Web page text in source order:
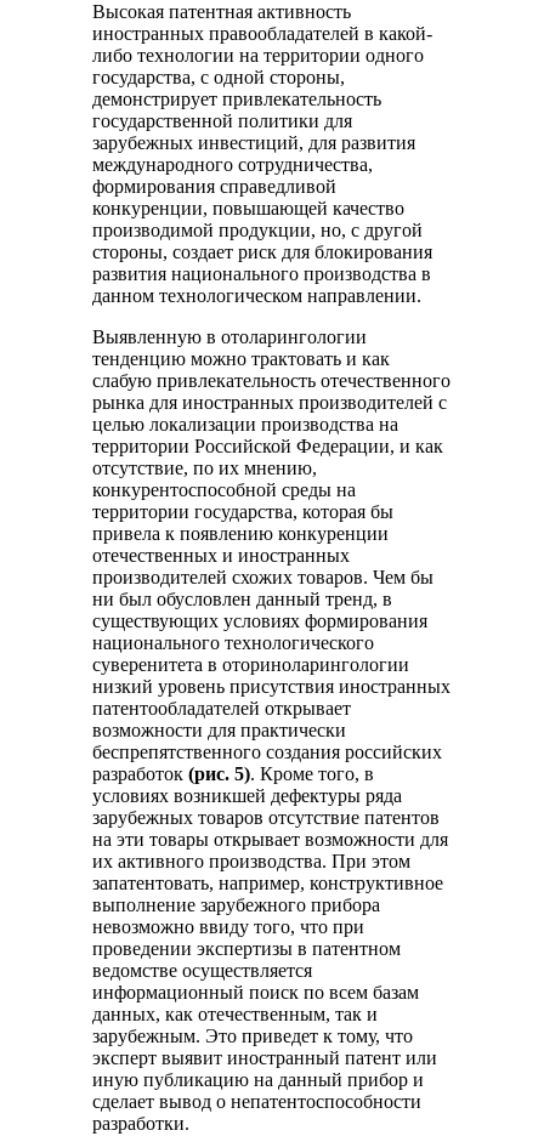
Высокая патентная активность
иностранных правообладателей в какой-
либо технологии на территории одного
государства, с одной стороны,
демонстрирует привлекательность
государственной политики для
зарубежных инвестиций, для развития
международного сотрудничества,
формирования справедливой
конкуренции, повышающей качество
производимой продукции, но, с другой
стороны, создает риск для блокирования
развития национального производства в
данном технологическом направлении.
Выявленную в отоларингологии
тенденцию можно трактовать и как
слабую привлекательность отечественного
рынка для иностранных производителей с
целью локализации производства на
территории Российской Федерации, и как
отсутствие, по их мнению,
конкурентоспособной среды на
территории государства, которая бы
привела к появлению конкуренции
отечественных и иностранных
производителей схожих товаров. Чем бы
ни был обусловлен данный тренд, в
существующих условиях формирования
национального технологического
суверенитета в оториноларингологии
низкий уровень присутствия иностранных
патентообладателей открывает
возможности для практически
беспрепятственного создания российских
разработок(рис. 5). Кроме того, в
условиях возникшей дефектуры ряда
зарубежных товаров отсутствие патентов
на эти товары открывает возможности для
их активного производства. При этом
запатентовать, например, конструктивное
выполнение зарубежного прибора
невозможно ввиду того, что при
проведении экспертизы в патентном
ведомстве осуществляется
информационный поиск по всем базам
данных, как отечественным, так и
зарубежным. Это приведет к тому, что
эксперт выявит иностранный патент или
иную публикацию на данный прибор и
сделает вывод о непатентоспособности
разработки.